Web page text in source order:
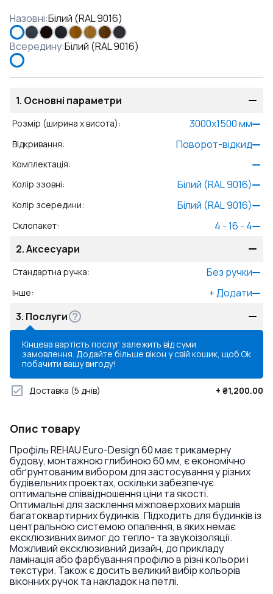
Назовні:Білий (RAL 9016)
Всередину:Білий (RAL 9016)
1. Основні параметри
Розмір (ширина x висота): 3000x1500мм
Відкривання: Поворот-відкид
Комплектація:
Колір ззовні: Білий (RAL 9016)
Колір зсередини: Білий (RAL 9016)
Склопакет:
4 - 16 - 4
2.Аксесуари
Стандартна ручка: Без ручки
Інше: +Додати
3. Послуги
Кінцева вартість послуг залежить від суми
замовлення. Додайте більше вікон у свій кошик, щоб
побачити вашу вигоду!
Ok
Доставка (5 днів) + ₴1,200.00
Опис товару
Профіль REHAU Euro-Design 60 має трикамерну
будову, монтажною глибиною 60 мм, є економічно
обґрунтованим вибором для застосування у різних
будівельних проектах, оскільки забезпечує
оптимальне співвідношення ціни та якості.
Оптимальні для засклення міжповерхових маршів
багатоквартирних будинків. Підходить для будинків із
центральною системою опалення, в яких немає
ексклюзивних вимог до тепло- та звукоізоляції.
Можливий ексклюзивний дизайн, до прикладу
ламінація або фарбування профілю в різні кольори і
текстури. Також є досить великий вибір кольорів
віконних ручок та накладок на петлі.